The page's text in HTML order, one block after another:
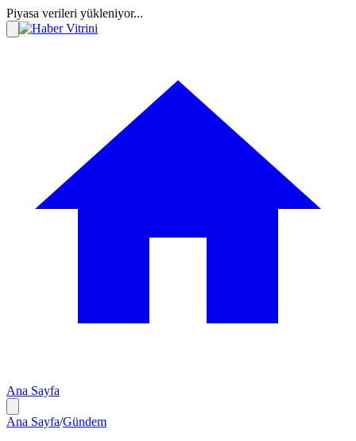
Piyasa verileri yükleniyor...
Ana Sayfa
Ana Sayfa/Gündem